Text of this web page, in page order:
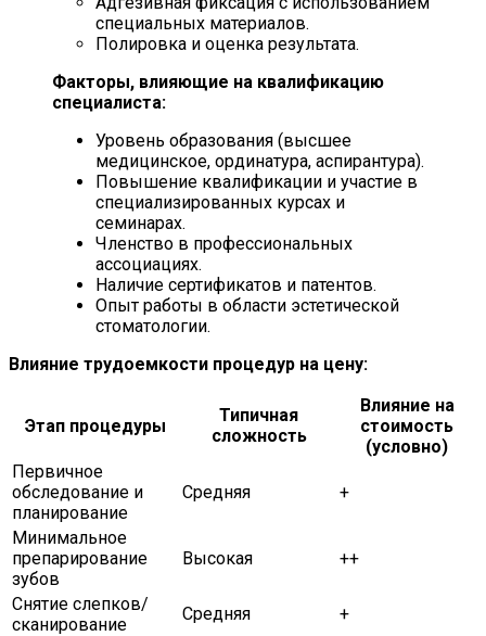
специальных материалов.
Полировка и оценка результата.
Факторы, влияющие на квалификацию
специалиста:
Уровень образования (высшее
медицинское, ординатура, аспирантура).
Повышение квалификации и участие в
специализированных курсах и
семинарах.
Членство в профессиональных
ассоциациях.
Наличие сертификатов и патентов.
Опыт работы в области эстетической
стоматологии.
Влияние трудоемкости процедур на цену:
Этап процедуры
Типичная
сложность
Влияние на
стоимость
(условно)
Первичное
обследование и
планирование
Средняя +
Минимальное
препарирование
зубов
Высокая ++
Снятие слепков/
сканирование
Средняя
+